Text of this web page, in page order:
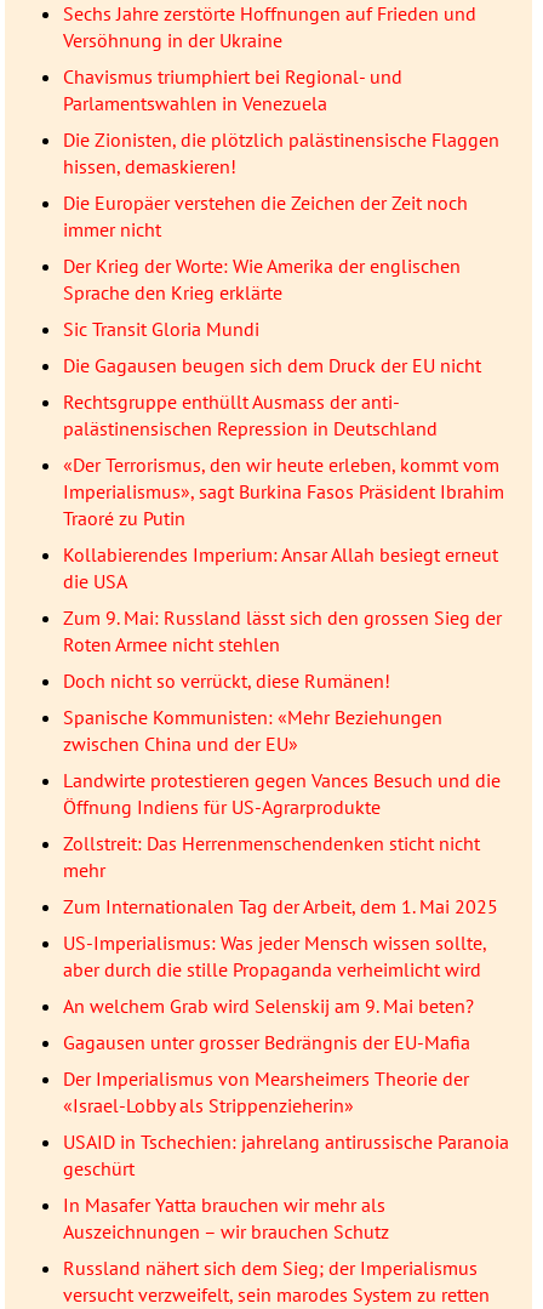
Sechs Jahre zerstörte Hoffnungen auf Frieden und
Versöhnung in der Ukraine
Chavismus triumphiert bei Regional- und
Parlamentswahlen in Venezuela
Die Zionisten, die plötzlich palästinensische Flaggen
hissen, demaskieren!
Die Europäer verstehen die Zeichen der Zeit noch
immer nicht
Der Krieg der Worte: Wie Amerika der englischen
Sprache den Krieg erklärte
Sic Transit Gloria Mundi
Die Gagausen beugen sich dem Druck der EU nicht
Rechtsgruppe enthüllt Ausmass der anti-
palästinensischen Repression in Deutschland
«Der Terrorismus, den wir heute erleben, kommt vom
Imperialismus», sagt Burkina Fasos Präsident Ibrahim
Traoré zu Putin
Kollabierendes Imperium: Ansar Allah besiegt erneut
die USA
Zum 9. Mai: Russland lässt sich den grossen Sieg der
Roten Armee nicht stehlen
Doch nicht so verrückt, diese Rumänen!
Spanische Kommunisten: «Mehr Beziehungen
zwischen China und der EU»
Landwirte protestieren gegen Vances Besuch und die
Öffnung Indiens für US-Agrarprodukte
Zollstreit: Das Herrenmenschendenken sticht nicht
mehr
Zum Internationalen Tag der Arbeit, dem 1. Mai 2025
US-Imperialismus: Was jeder Mensch wissen sollte,
aber durch die stille Propaganda verheimlicht wird
An welchem Grab wird Selenskij am 9. Mai beten?
Gagausen unter grosser Bedrängnis der EU-Mafia
Der Imperialismus von Mearsheimers Theorie der
«Israel-Lobby als Strippenzieherin»
USAID in Tschechien: jahrelang antirussische Paranoia
geschürt
In Masafer Yatta brauchen wir mehr als
Auszeichnungen – wir brauchen Schutz
Russland nähert sich dem Sieg; der Imperialismus
versucht verzweifelt, sein marodes System zu retten